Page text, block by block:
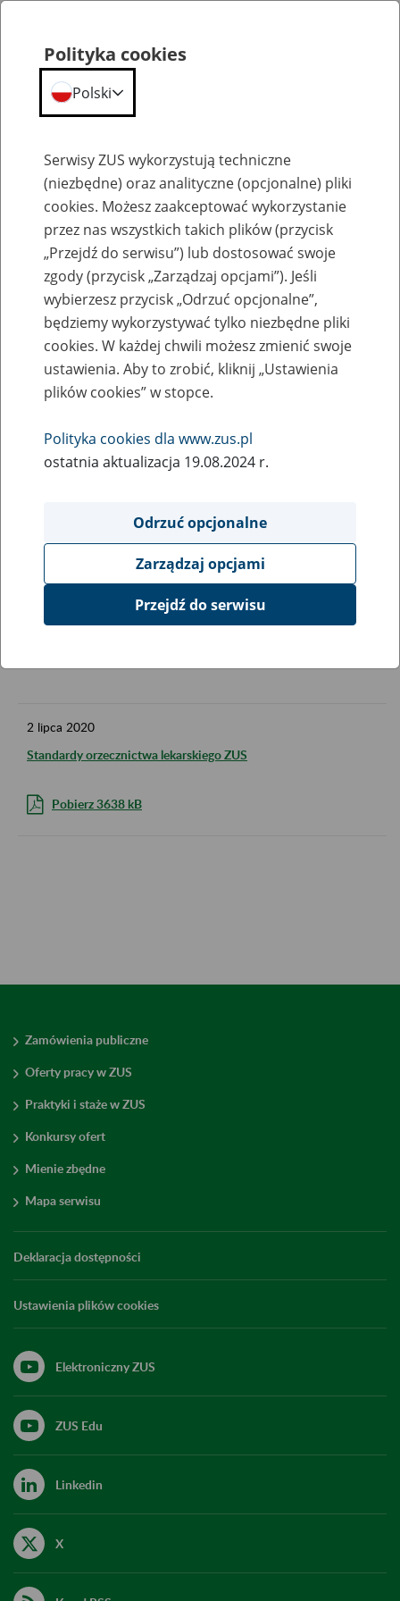
Poradniki
Lekarze
Poradniki ZUS zostały opracowane w formie dokumentów
formacie PDF potrzebny jest program Adobe Acrobat
Reader. Jeżeli dokumenty nie otwierają się, należy
Jeśli nadal występują problemy z otwieraniem
dokumentów to najbardziej prawdopodobną przyczyną jest
niewłaściwa konfiguracja przeglądarki internetowej. W
takim przypadku należy zapisać plik na dysku i otworzyć go
2 lipca 2020
Standardy orzecznictwa lekarskiego ZUS
Pobierz 3638 kB
Zamówienia publiczne
Oferty pracy w ZUS
Praktyki i staże w ZUS
Konkursy ofert
Mienie zbędne
Mapa serwisu
Deklaracja dostępności
Ustawienia plików cookies
Elektroniczny ZUS
ZUS Edu
Linkedin
X
Polityka cookies
Polski
Serwisy ZUS wykorzystują techniczne
(niezbędne) oraz analityczne (opcjonalne) pliki
cookies. Możesz zaakceptować wykorzystanie
przez nas wszystkich takich plików (przycisk
„Przejdź do serwisu”) lub dostosować swoje
zgody (przycisk „Zarządzaj opcjami”). Jeśli
wybierzesz przycisk „Odrzuć opcjonalne”,
będziemy wykorzystywać tylko niezbędne pliki
cookies. W każdej chwili możesz zmienić swoje
ustawienia. Aby to zrobić, kliknij „Ustawienia
plików cookies” w stopce.
Polityka cookies dla www.zus.pl
ostatnia aktualizacja 19.08.2024 r.
Odrzuć opcjonalne
Zarządzaj opcjami
Przejdź do serwisu